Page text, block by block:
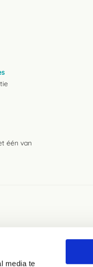
media te
één van